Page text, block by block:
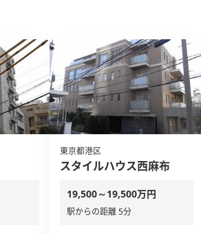
東京都港区
スタイルハウス西麻布
19,500～19,500万円
駅からの距離 5分